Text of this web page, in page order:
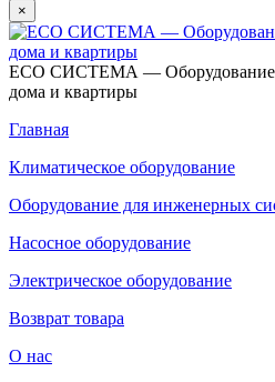
×
ECO СИСТЕМА — Оборудование
дома и квартиры
Главная
Климатическое оборудование
Оборудование для инженерных
Насосное оборудование
Электрическое оборудование
Возврат товара
О нас